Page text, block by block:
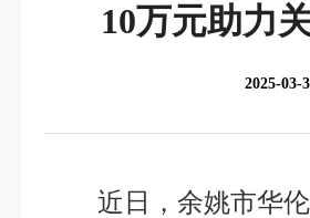
10万元助力
2025-03-
近日，余姚市华